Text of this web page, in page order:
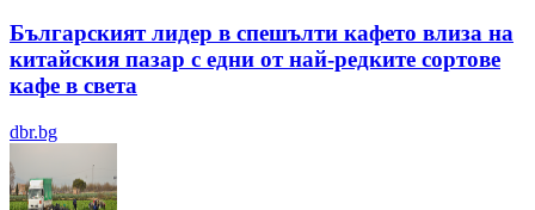
Българският лидер в спешълти кафето влиза на
китайския пазар с едни от най-редките сортове
кафе в света
dbr.bg